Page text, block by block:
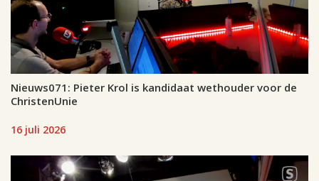
Nieuws071: Pieter Krol is kandidaat wethouder voor de
ChristenUnie
16 juli 2026